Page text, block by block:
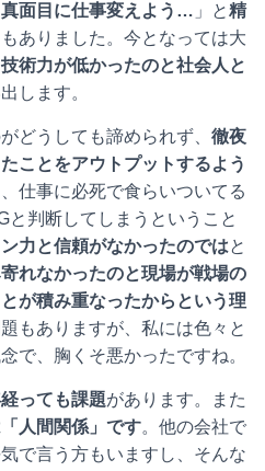
真面目に仕事変えよう… 」と精
ありました。今となっては大
技術力が低かったのと社会人と
します。
どうしても諦められず、 徹夜
ことをアウトプットするよう
仕事に必死で食らいついてる
と判断してしまうということ
力と信頼がなかったのではと
れなかったのと現場が戦場の
が積み重なったからという理
もありますが、私には色々と
で、胸くそ悪かったですね。
っても課題があります。また
人間関係」です。他の会社で
で言う方もいますし、そんな